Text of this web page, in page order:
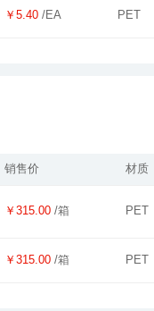
￥5.40 /EA PET
销售价 材质
￥315.00 /箱 PET
￥315.00 /箱 PET